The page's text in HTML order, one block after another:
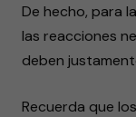
De hecho, para
las reacciones
deben
Recuerda que